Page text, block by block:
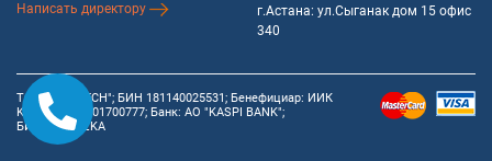
Написать директору
г.Астана: ул.Сыганак дом 15 офис
340
ТОО "POS-TECH"; БИН 181140025531; Бенефициар: ИИК
KZ84722S00001700777; Банк: АО "KASPI BANK";
БИК:CASPKZKA